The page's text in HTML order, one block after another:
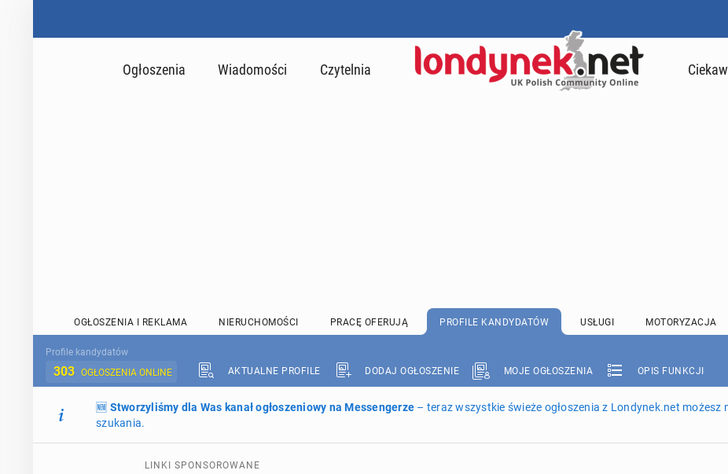
Ogłoszenia Wiadomości Czytelnia
OGŁOSZENIA I REKLAMA NIERUCHOMOŚCI PRACĘ OFERUJĄ PROFILE KANDYDATÓW USŁUGI MOTORYZACJA
Profile kandydatów
303 OGŁOSZENIA ONLINE AKTUALNE PROFILE DODAJ OGŁOSZENIE MOJE OGŁOSZENIA OPIS FUNKCJI
🆕 Stworzyliśmy dla Was kanał ogłoszeniowy na Messengerze – teraz wszystkie świeże ogłoszenia z Londynek.net możesz
szukania.
LINKI SPONSOROWANE